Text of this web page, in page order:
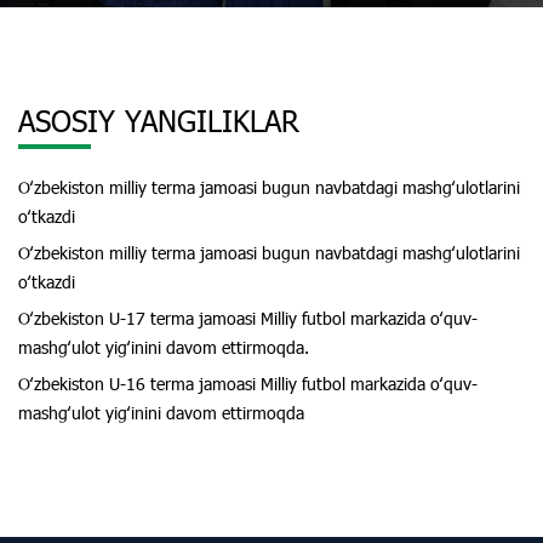
ASOSIY YANGILIKLAR
Oʻzbekiston milliy terma jamoasi bugun navbatdagi mashgʻulotlarini
oʻtkazdi
Oʻzbekiston milliy terma jamoasi bugun navbatdagi mashgʻulotlarini
oʻtkazdi
Oʻzbekiston U-17 terma jamoasi Milliy futbol markazida oʻquv-
mashgʻulot yigʻinini davom ettirmoqda.
Oʻzbekiston U-16 terma jamoasi Milliy futbol markazida oʻquv-
mashgʻulot yigʻinini davom ettirmoqda